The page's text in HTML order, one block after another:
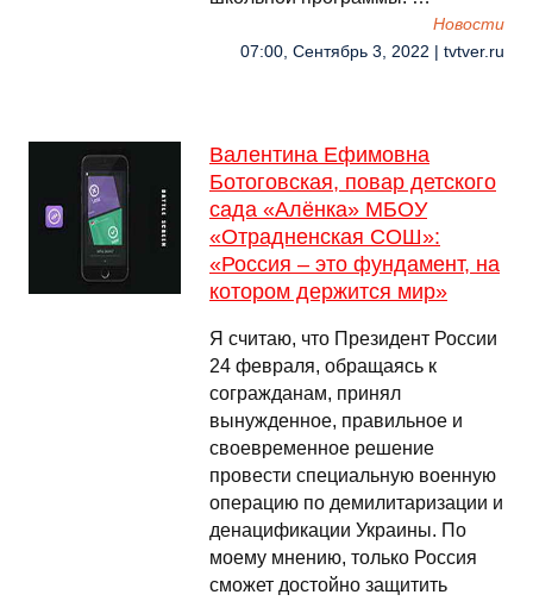
Новости
07:00, Сентябрь 3, 2022 | tvtver.ru
Валентина Ефимовна
Ботоговская, повар детского
сада «Алёнка» МБОУ
«Отрадненская СОШ»:
«Россия – это фундамент, на
котором держится мир»
Я считаю, что Президент России
24 февраля, обращаясь к
согражданам, принял
вынужденное, правильное и
своевременное решение
провести специальную военную
операцию по демилитаризации и
денацификации Украины. По
моему мнению, только Россия
сможет достойно защитить